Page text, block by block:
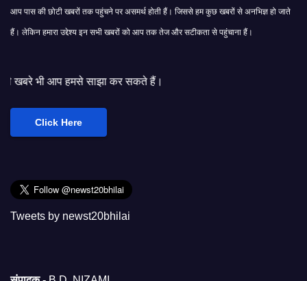
आप पास की छोटी खबरों तक पहुंचने पर असमर्थ होती हैं। जिससे हम कुछ खबरों से अनभिज्ञ हो जाते
हैं। लेकिन हमारा उद्देश्य इन सभी खबरों को आप तक तेज और सटीकता से पहुंचाना हैं।
साझा कर सकते हैं।
Click Here
Tweets by newst20bhilai